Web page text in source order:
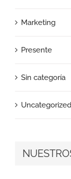
Marketing
Presente
Sin categoría
Uncategorized